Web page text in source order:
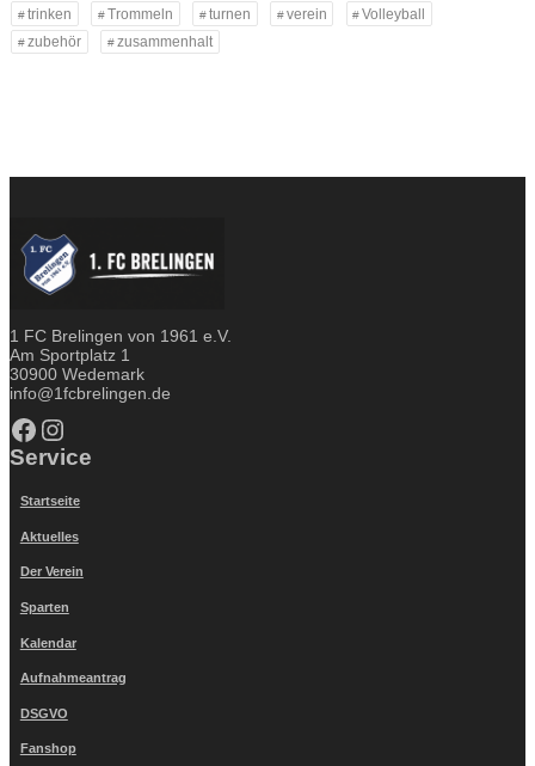
trinken
Trommeln turnen verein
Volleyball
zubehör
zusammenhalt
1 FC Brelingen von 1961 e.V.
Am Sportplatz 1
30900 Wedemark
info@1fcbrelingen.de
Facebook Instagram
Service
Startseite
Aktuelles
Der Verein
Sparten
Kalendar
Aufnahmeantrag
DSGVO
Fanshop